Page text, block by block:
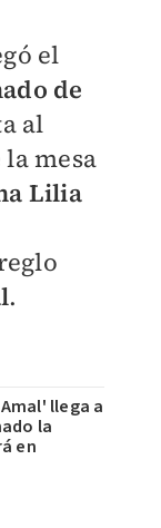
el
de
al
mesa
Lilia
.
llega a
la
en